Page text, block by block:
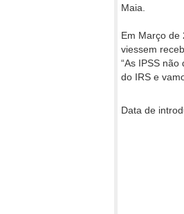
Maia.
Em Março de
viessem
“As IPSS
do IRS e
Data de